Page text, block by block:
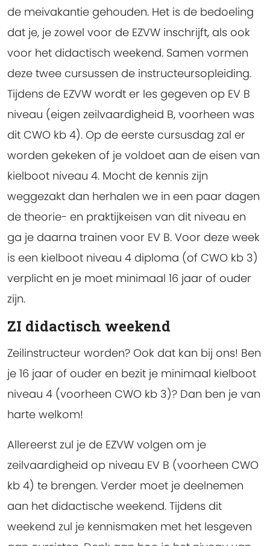
de meivakantie gehouden. Het is de bedoeling
dat je, je zowel voor de EZVW inschrijft, als ook
voor het didactisch weekend. Samen vormen
deze twee cursussen de instructeursopleiding.
Tijdens de EZVW wordt er les gegeven op EV B
niveau (eigen zeilvaardigheid B, voorheen was
dit CWO kb 4). Op de eerste cursusdag zal er
worden gekeken of je voldoet aan de eisen van
kielboot niveau 4. Mocht de kennis zijn
weggezakt dan herhalen we in een paar dagen
de theorie- en praktijkeisen van dit niveau en
ga je daarna trainen voor EV B. Voor deze week
is een kielboot niveau 4 diploma (of CWO kb 3)
verplicht en je moet minimaal 16 jaar of ouder
zijn.
ZI didactisch weekend
Zeilinstructeur worden? Ook dat kan bij ons! Ben
je 16 jaar of ouder en bezit je minimaal kielboot
niveau 4 (voorheen CWO kb 3)? Dan ben je van
harte welkom!
Allereerst zul je de EZVW volgen om je
zeilvaardigheid op niveau EV B (voorheen CWO
kb 4) te brengen. Verder moet je deelnemen
aan het didactische weekend. Tijdens dit
weekend zul je kennismaken met het lesgeven